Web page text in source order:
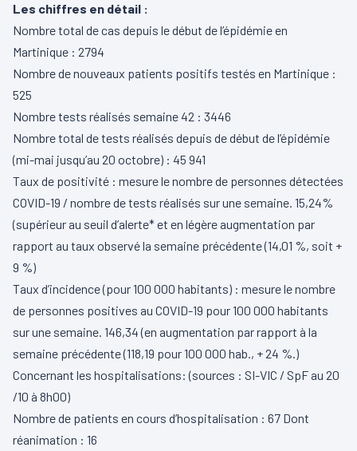
Les chiffres en détail :
Nombre total de cas depuis le début de l’épidémie en
Martinique : 2794
Nombre de nouveaux patients positifs testés en Martinique :
525
Nombre tests réalisés semaine 42 : 3446
Nombre total de tests réalisés depuis de début de l’épidémie
(mi-mai jusqu’au 20 octobre) : 45 941
Taux de positivité : mesure le nombre de personnes détectées
COVID-19 / nombre de tests réalisés sur une semaine. 15,24%
(supérieur au seuil d’alerte* et en légère augmentation par
rapport au taux observé la semaine précédente (14,01 %, soit +
9 %)
Taux d’incidence (pour 100 000 habitants) : mesure le nombre
de personnes positives au COVID-19 pour 100 000 habitants
sur une semaine. 146,34 (en augmentation par rapport à la
semaine précédente (118,19 pour 100 000 hab., + 24 %.)
Concernant les hospitalisations: (sources : SI-VIC / SpF au 20
/10 à 8h00)
Nombre de patients en cours d’hospitalisation : 67 Dont
réanimation : 16